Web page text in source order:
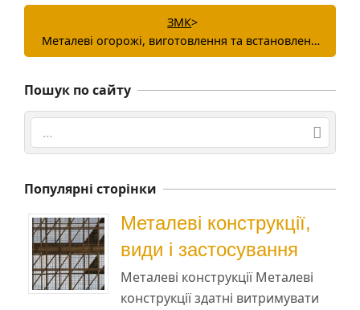
ЗМК>
Металеві огорожі, виготовлення та встановлення
Пошук по сайту
Search
Популярні сторінки
Металеві конструкції,
види і застосування
Металеві конструкції Металеві
конструкції здатні витримувати